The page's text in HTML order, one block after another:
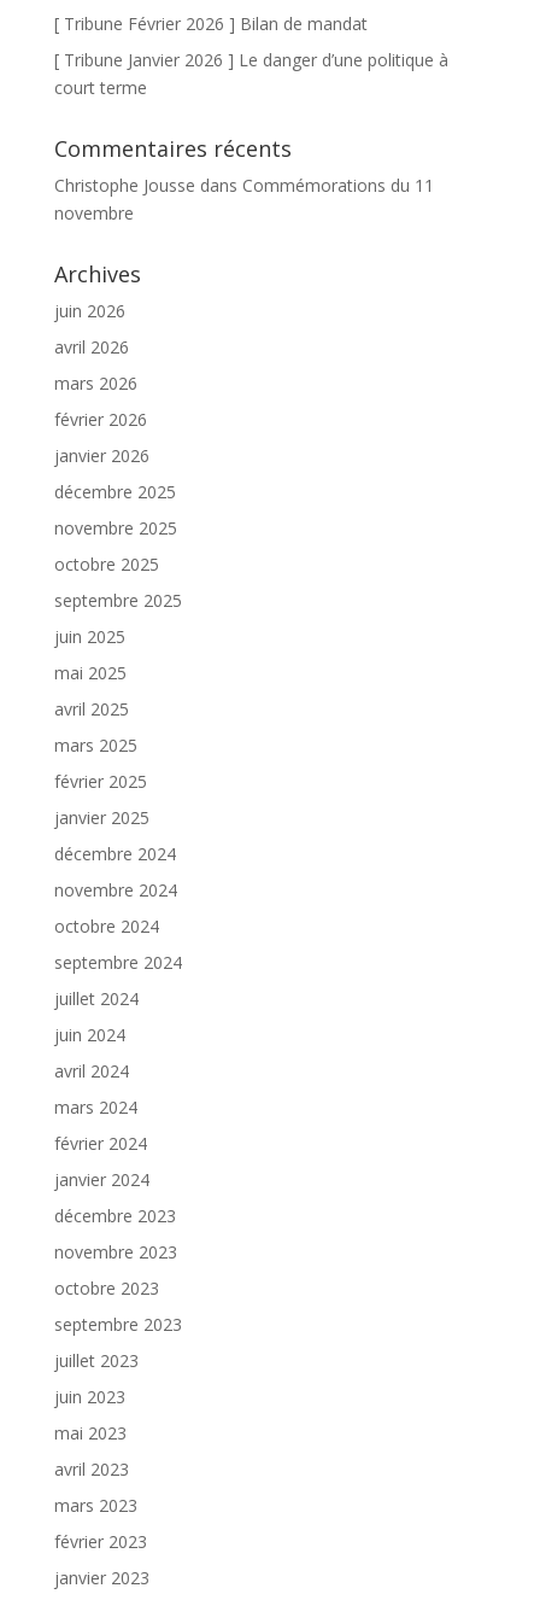
[ Tribune Février 2026 ] Bilan de mandat
[ Tribune Janvier 2026 ] Le danger d’une politique à
court terme
Commentaires récents
Christophe Jousse dans Commémorations du 11
novembre
Archives
juin 2026
avril 2026
mars 2026
février 2026
janvier 2026
décembre 2025
novembre 2025
octobre 2025
septembre 2025
juin 2025
mai 2025
avril 2025
mars 2025
février 2025
janvier 2025
décembre 2024
novembre 2024
octobre 2024
septembre 2024
juillet 2024
juin 2024
avril 2024
mars 2024
février 2024
janvier 2024
décembre 2023
novembre 2023
octobre 2023
septembre 2023
juillet 2023
juin 2023
mai 2023
avril 2023
mars 2023
février 2023
janvier 2023